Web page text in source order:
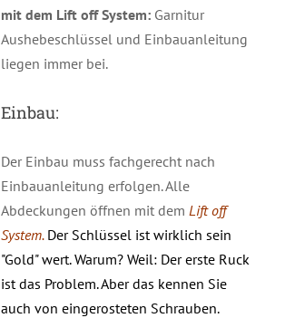
mit dem Lift off System:Garnitur
Aushebeschlüssel und Einbauanleitung
liegen immer bei.
Einbau:
Der Einbau muss fachgerecht nach
Einbauanleitung erfolgen. Alle
Abdeckungen öffnen mit dem Lift off
System. Der Schlüssel ist wirklich sein
"Gold" wert. Warum? Weil: Der erste Ruck
ist das Problem. Aber das kennen Sie
auch von eingerosteten Schrauben.